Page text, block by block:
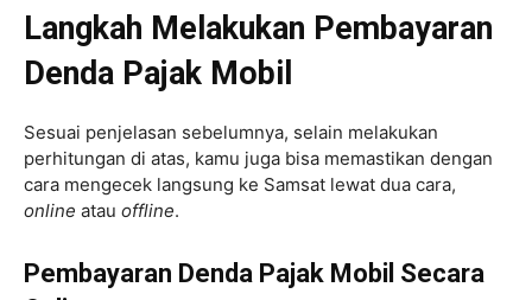
Langkah Melakukan Pembayaran
Denda Pajak Mobil
Sesuai penjelasan sebelumnya, selain melakukan
perhitungan di atas, kamu juga bisa memastikan dengan
cara mengecek langsung ke Samsat lewat dua cara,
online atau offline.
Pembayaran Denda Pajak Mobil Secara